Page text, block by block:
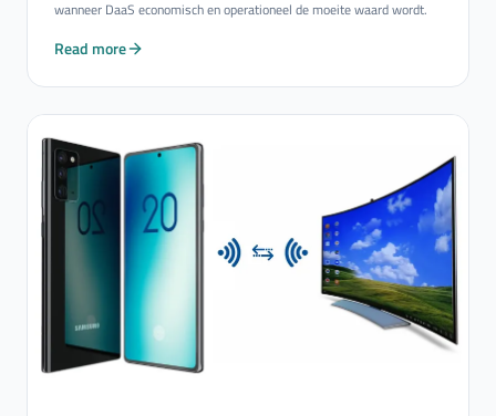
wanneer DaaS economisch en operationeel de moeite waard wordt.
Read more